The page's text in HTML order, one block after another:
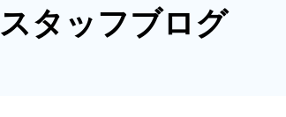
スタッフブログ